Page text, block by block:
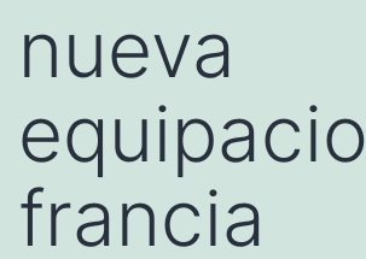
nueva
francia